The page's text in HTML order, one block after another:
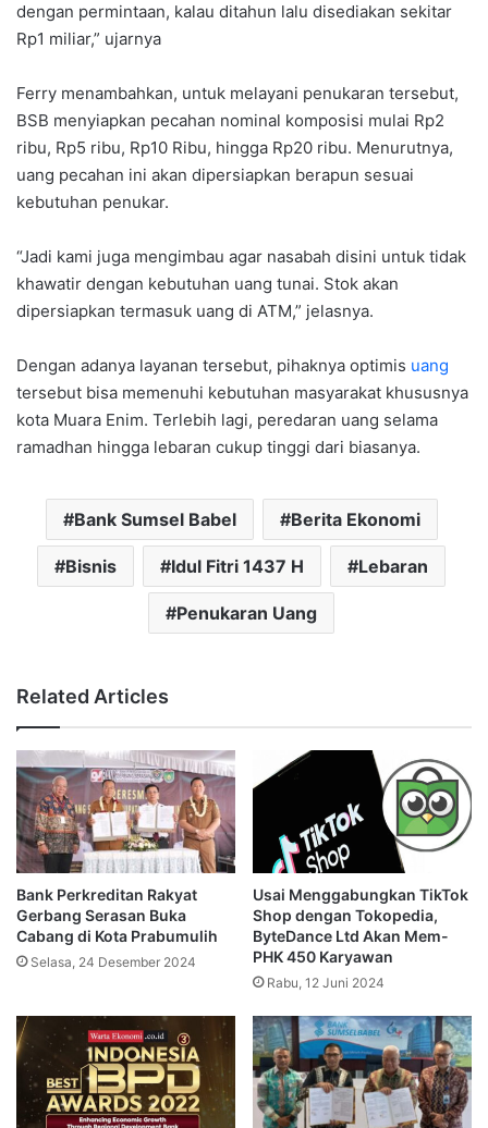
dengan permintaan, kalau ditahun lalu disediakan sekitar
Rp1 miliar,” ujarnya
Ferry menambahkan, untuk melayani penukaran tersebut,
BSB menyiapkan pecahan nominal komposisi mulai Rp2
ribu, Rp5 ribu, Rp10 Ribu, hingga Rp20 ribu. Menurutnya,
uang pecahan ini akan dipersiapkan berapun sesuai
kebutuhan penukar.
“Jadi kami juga mengimbau agar nasabah disini untuk tidak
khawatir dengan kebutuhan uang tunai. Stok akan
dipersiapkan termasuk uang di ATM,” jelasnya.
Dengan adanya layanan tersebut, pihaknya optimis uang
tersebut bisa memenuhi kebutuhan masyarakat khususnya
kota Muara Enim. Terlebih lagi, peredaran uang selama
ramadhan hingga lebaran cukup tinggi dari biasanya.
Bank Sumsel Babel Berita Ekonomi
Bisnis Idul Fitri 1437 H Lebaran
Penukaran Uang
Related Articles
Bank Perkreditan Rakyat
Gerbang Serasan Buka
Cabang di Kota Prabumulih
Selasa, 24 Desember 2024
Usai Menggabungkan TikTok
Shop dengan Tokopedia,
ByteDance Ltd Akan Mem-
PHK 450 Karyawan
Rabu, 12 Juni 2024